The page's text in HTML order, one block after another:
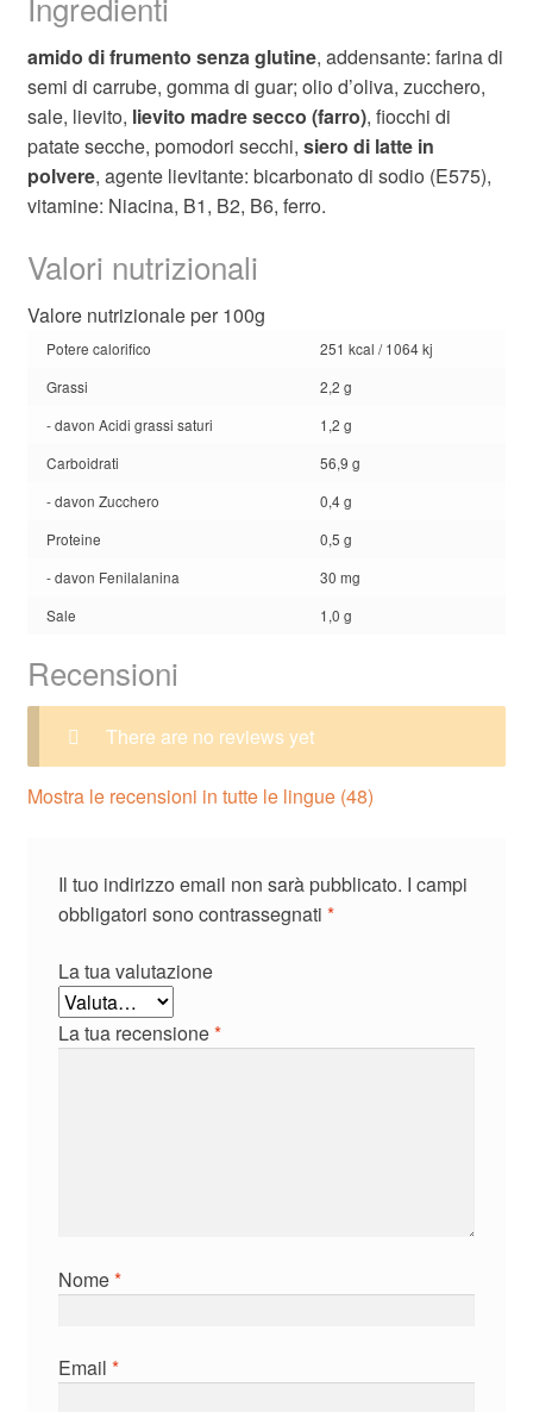
amido di frumento senza glutine, addensante: farina di
semi di carrube, gomma di guar; olio d’oliva, zucchero,
sale, lievito, lievito madre secco (farro), fiocchi di
patate secche, pomodori secchi, siero di latte in
polvere, agente lievitante: bicarbonato di sodio (E575),
vitamine: Niacina, B1, B2, B6, ferro.
Valori nutrizionali
Valore nutrizionale per 100g
Potere calorifico
251 kcal / 1064 kj
Grassi
2,2 g
- davon Acidi grassi saturi
1,2 g
Carboidrati
56,9 g
- davon Zucchero
0,4 g
Proteine
0,5 g
- davon Fenilalanina
30 mg
Sale
1,0 g
Recensioni
There are no reviews yet
Mostra le recensioni in tutte le lingue (48)
Il tuo indirizzo email non sarà pubblicato. I campi
obbligatori sono contrassegnati *
La tua valutazione
La tua recensione*
Nome*
Email *